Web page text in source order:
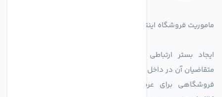
ماموریت فروشگاه اینترنتی اکسین شاپ بدین شرح می باشد.
ایجاد بستر ارتباطی بین دارندگان کالاهای تخصصی است با
متقاضیان آن در داخل کشور.
فروشگاهی برای عرضه محصولات تولید کنندگاه یا دارندگان